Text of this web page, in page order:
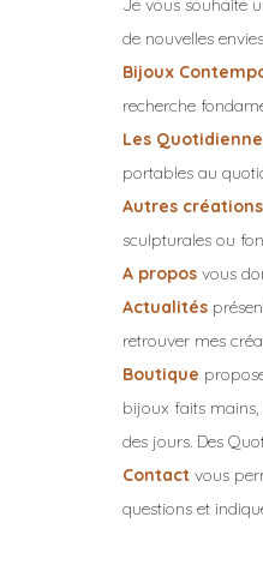
Je vous souhaite
de nouvelles
Bijoux
recherche
Les
portables au
Autres créations
sculpturales ou
A propos vous
Actualités
retrouver mes
Boutique
bijoux faits
des jours. Des
Contact vous
questions et